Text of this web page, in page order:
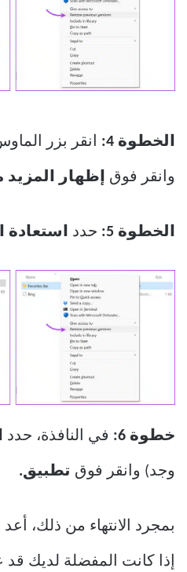
الخطوة 4: انقر بزر
وانقر فوق إظهار
الخطوة 5: حدد استعادة
خطوة 6: في النافذة، حدد
وجد) وانقر فوق تطبيق.
إذا كانت المفضلة لديك قد